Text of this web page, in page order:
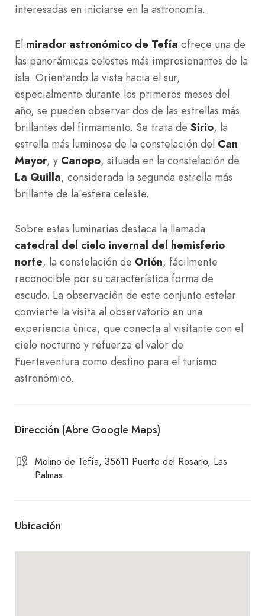
interesadas en iniciarse en la astronomía.
El mirador astronómico de Tefía ofrece una de
las panorámicas celestes más impresionantes de la
isla. Orientando la vista hacia el sur,
especialmente durante los primeros meses del
año, se pueden observar dos de las estrellas más
brillantes del firmamento. Se trata de Sirio, la
estrella más luminosa de la constelación del Can
Mayor, y Canopo, situada en la constelación de
La Quilla, considerada la segunda estrella más
brillante de la esfera celeste.
Sobre estas luminarias destaca la llamada
catedral del cielo invernal del hemisferio
norte, la constelación de Orión, fácilmente
reconocible por su característica forma de
escudo. La observación de este conjunto estelar
convierte la visita al observatorio en una
experiencia única, que conecta al visitante con el
cielo nocturno y refuerza el valor de
Fuerteventura como destino para el turismo
astronómico.
Dirección (Abre Google Maps)
Molino de Tefía, 35611 Puerto del Rosario, Las
Palmas
Ubicación